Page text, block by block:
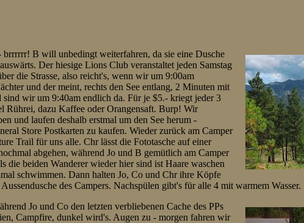
brrrrrr! B will unbedingt weiterfahren, da sie eine Dusche
Der hiesige Lions Club veranstaltet jeden Samstag
die Strasse, also reicht's, wenn wir um 9:00am
und der meint, rechts den See entlang, 2 Minuten mit
wir um 9:40am endlich da. Für je $5.- kriegt jeder 3
Rührei, dazu Kaffee oder Orangensaft. Burp! Wir
und laufen deshalb erstmal um den See herum -
Store Postkarten zu kaufen. Wieder zurück am Camper
Trail für uns alle. Chr lässt die Fototasche auf einer
abgehen, während Jo und B gemütlich am Camper
die beiden Wanderer wieder hier sind ist Haare waschen
schwimmen. Dann halten Jo, Co und Chr ihre Köpfe
des Campers. Nachspülen gibt's für alle 4 mit warmem Wasser.
Jo und Co den letzten verbliebenen Cache des PPs
Campfire, dunkel wird's. Augen zu - morgen fahren wir